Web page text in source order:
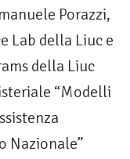
Porazzi,
Lab della Liuc e
della Liuc
“Modelli
Nazionale”